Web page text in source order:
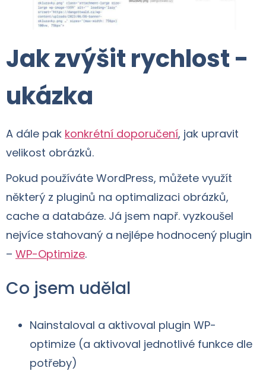
Jak zvýšit rychlost -
ukázka
A dále pak konkrétní doporučení, jak upravit
velikost obrázků.
Pokud používáte WordPress, můžete využít
některý z pluginů na optimalizaci obrázků,
cache a databáze. Já jsem např. vyzkoušel
nejvíce stahovaný a nejlépe hodnocený plugin
– WP-Optimize.
Co jsem udělal
Nainstaloval a aktivoval plugin WP-
optimize (a aktivoval jednotlivé funkce dle
potřeby)